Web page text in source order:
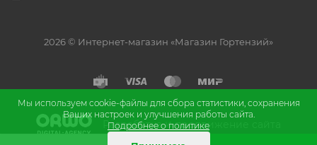
2026 © Интернет-магазин «Магазин Гортензий»
Разработкаипродвижение сайта
Мы используем cookie-файлы для сбора статистики, сохранения
Ваших настроек и улучшения работы сайта.
Подробнее о политике